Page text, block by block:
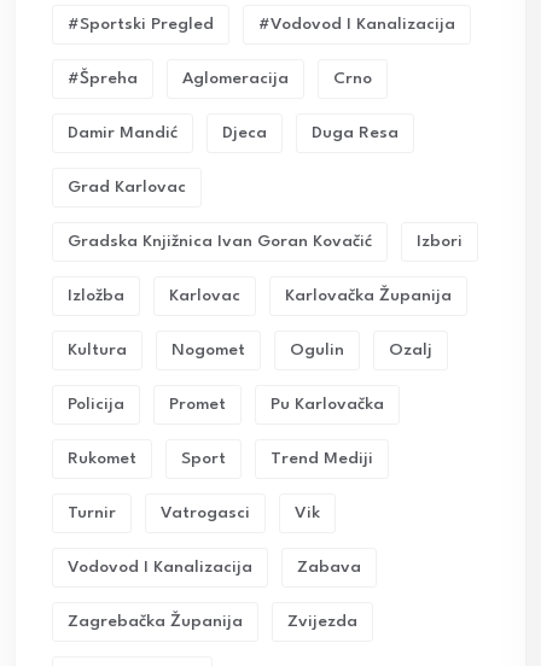
#sportski Pregled #vodovod I Kanalizacija
#Špreha Aglomeracija Crno
Damir Mandić Djeca Duga Resa
Grad Karlovac
Gradska Knjižnica Ivan Goran Kovačić Izbori
Izložba Karlovac Karlovačka Županija
Kultura Nogomet Ogulin Ozalj
Policija Promet Pu Karlovačka
Rukomet Sport Trend Mediji
Turnir Vatrogasci Vik
Vodovod I Kanalizacija Zabava
Zagrebačka Županija Zvijezda